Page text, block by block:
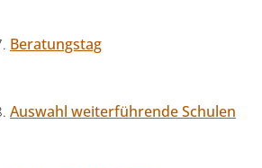
Beratungstag
Auswahl weiterführende Schulen